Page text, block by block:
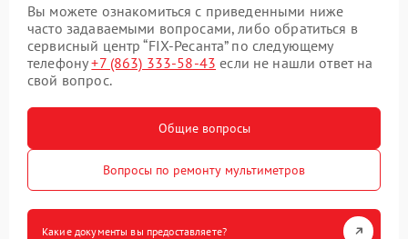
Вы можете ознакомиться с приведенными ниже
часто задаваемыми вопросами, либо обратиться в
сервисный центр “FIX-Ресанта” по следующему
телефону+7 (863) 333-58-43 если не нашли ответ на
свой вопрос.
Общие вопросы
Вопросы по ремонту мультиметров
Какие документы вы предоставляете?